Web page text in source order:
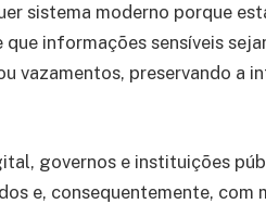
sistema moderno porque
informações sensíveis
vazamentos, preservando a
governos e instituições
e, consequentemente, com